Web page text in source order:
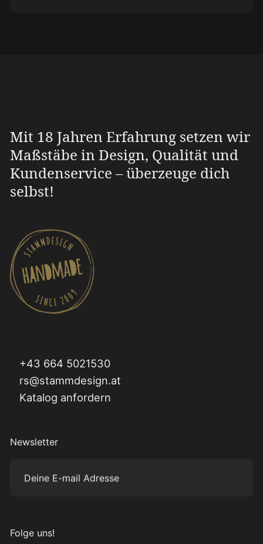
Mit 18 Jahren Erfahrung setzen wir
Maßstäbe in Design, Qualität und
Kundenservice – überzeuge dich
selbst!
+43 664 5021530
rs@stammdesign.at
Katalog anfordern
Newsletter
Deine E-mail Adresse
Folge uns!